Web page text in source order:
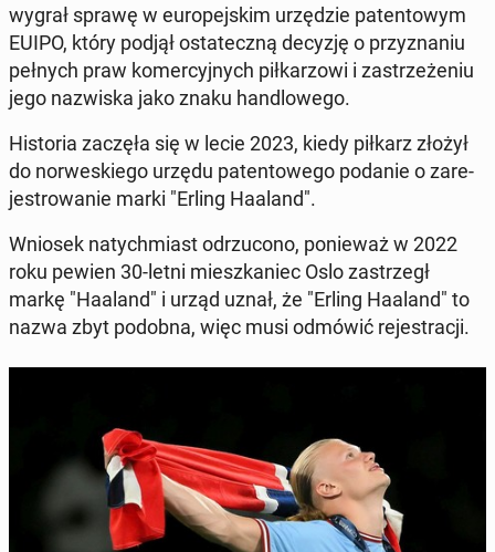
wygrał sprawę w eu­rope­jskim urzędzie paten­towym
EUIPO, który podjął os­tate­czną decyzję o przyz­na­niu
pełnych praw komer­cyjnych piłkar­zowi i za­s­trzeże­niu
jego nazwiska jako znaku hand­lowego.
His­to­ria zaczęła się w lecie 2023, kiedy piłkarz złożył
do nor­weskiego urzędu paten­towego podanie o zare­
je­strowanie marki "Erling Haaland".
Wniosek naty­ch­mi­ast odrzu­cono, ponieważ w 2022
roku pewien 30-letni mieszkaniec Oslo za­s­trzegł
markę "Haaland" i urząd uznał, że "Erling Haaland" to
nazwa zbyt podobna, więc musi odmówić re­jes­tracji.